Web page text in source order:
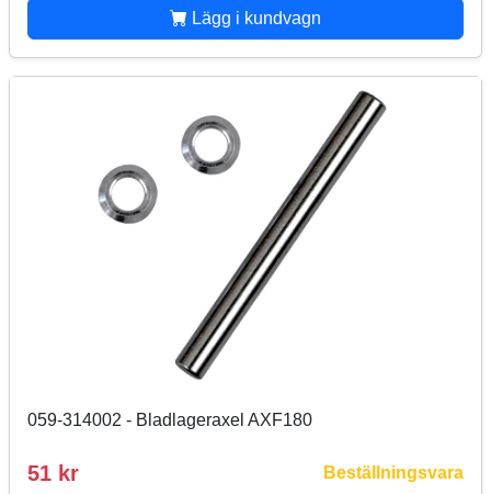
Lägg i kundvagn
059-314002 - Bladlageraxel AXF180
51 kr Beställningsvara